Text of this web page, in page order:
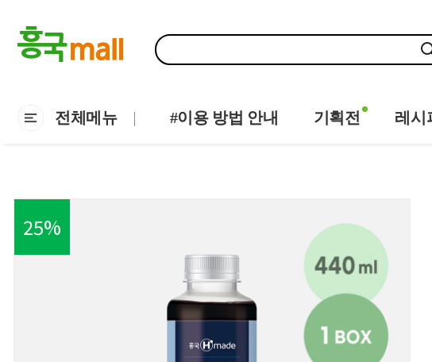
전체메뉴 #이용 방법 안내 기획전 레시
25%